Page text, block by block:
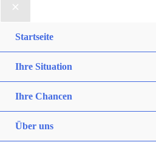
Startseite
Ihre Situation
Ihre Chancen
Über uns